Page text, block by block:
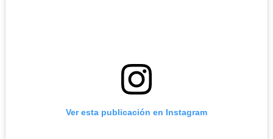
Ver esta publicación en Instagram